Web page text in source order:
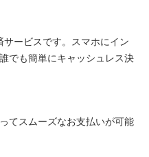
ービスです。スマホにイン
でも簡単にキャッシュレス決
てスムーズなお支払いが可能